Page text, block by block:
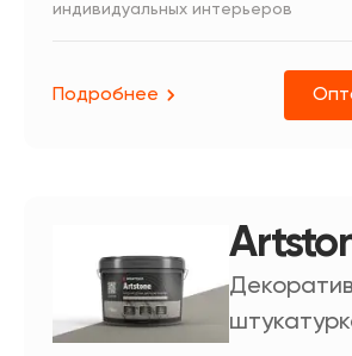
индивидуальных интерьеров
Подробнее